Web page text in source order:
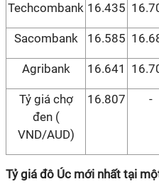
Techcombank 16.435
Sacombank 16.585
Agribank 16.641
Tỷ giá chợ
đen (
VND/AUD)
16.807 -
Tỷ giá đô Úc mới nhất tại